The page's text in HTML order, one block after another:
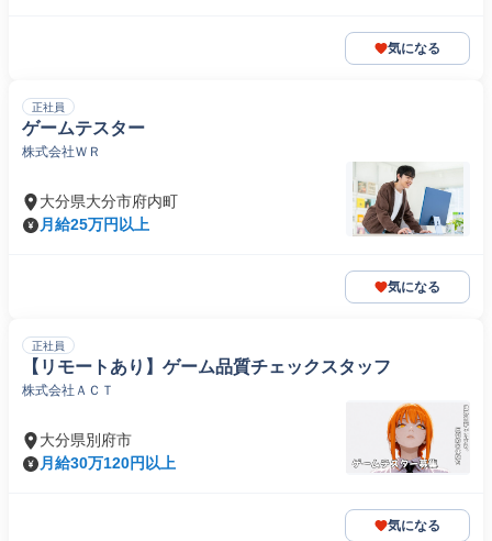
気になる
正社員
ゲームテスター
株式会社ＷＲ
大分県大分市府内町
月給25万円以上
気になる
正社員
【リモートあり】ゲーム品質チェックスタッフ
株式会社ＡＣＴ
大分県別府市
月給30万120円以上
気になる